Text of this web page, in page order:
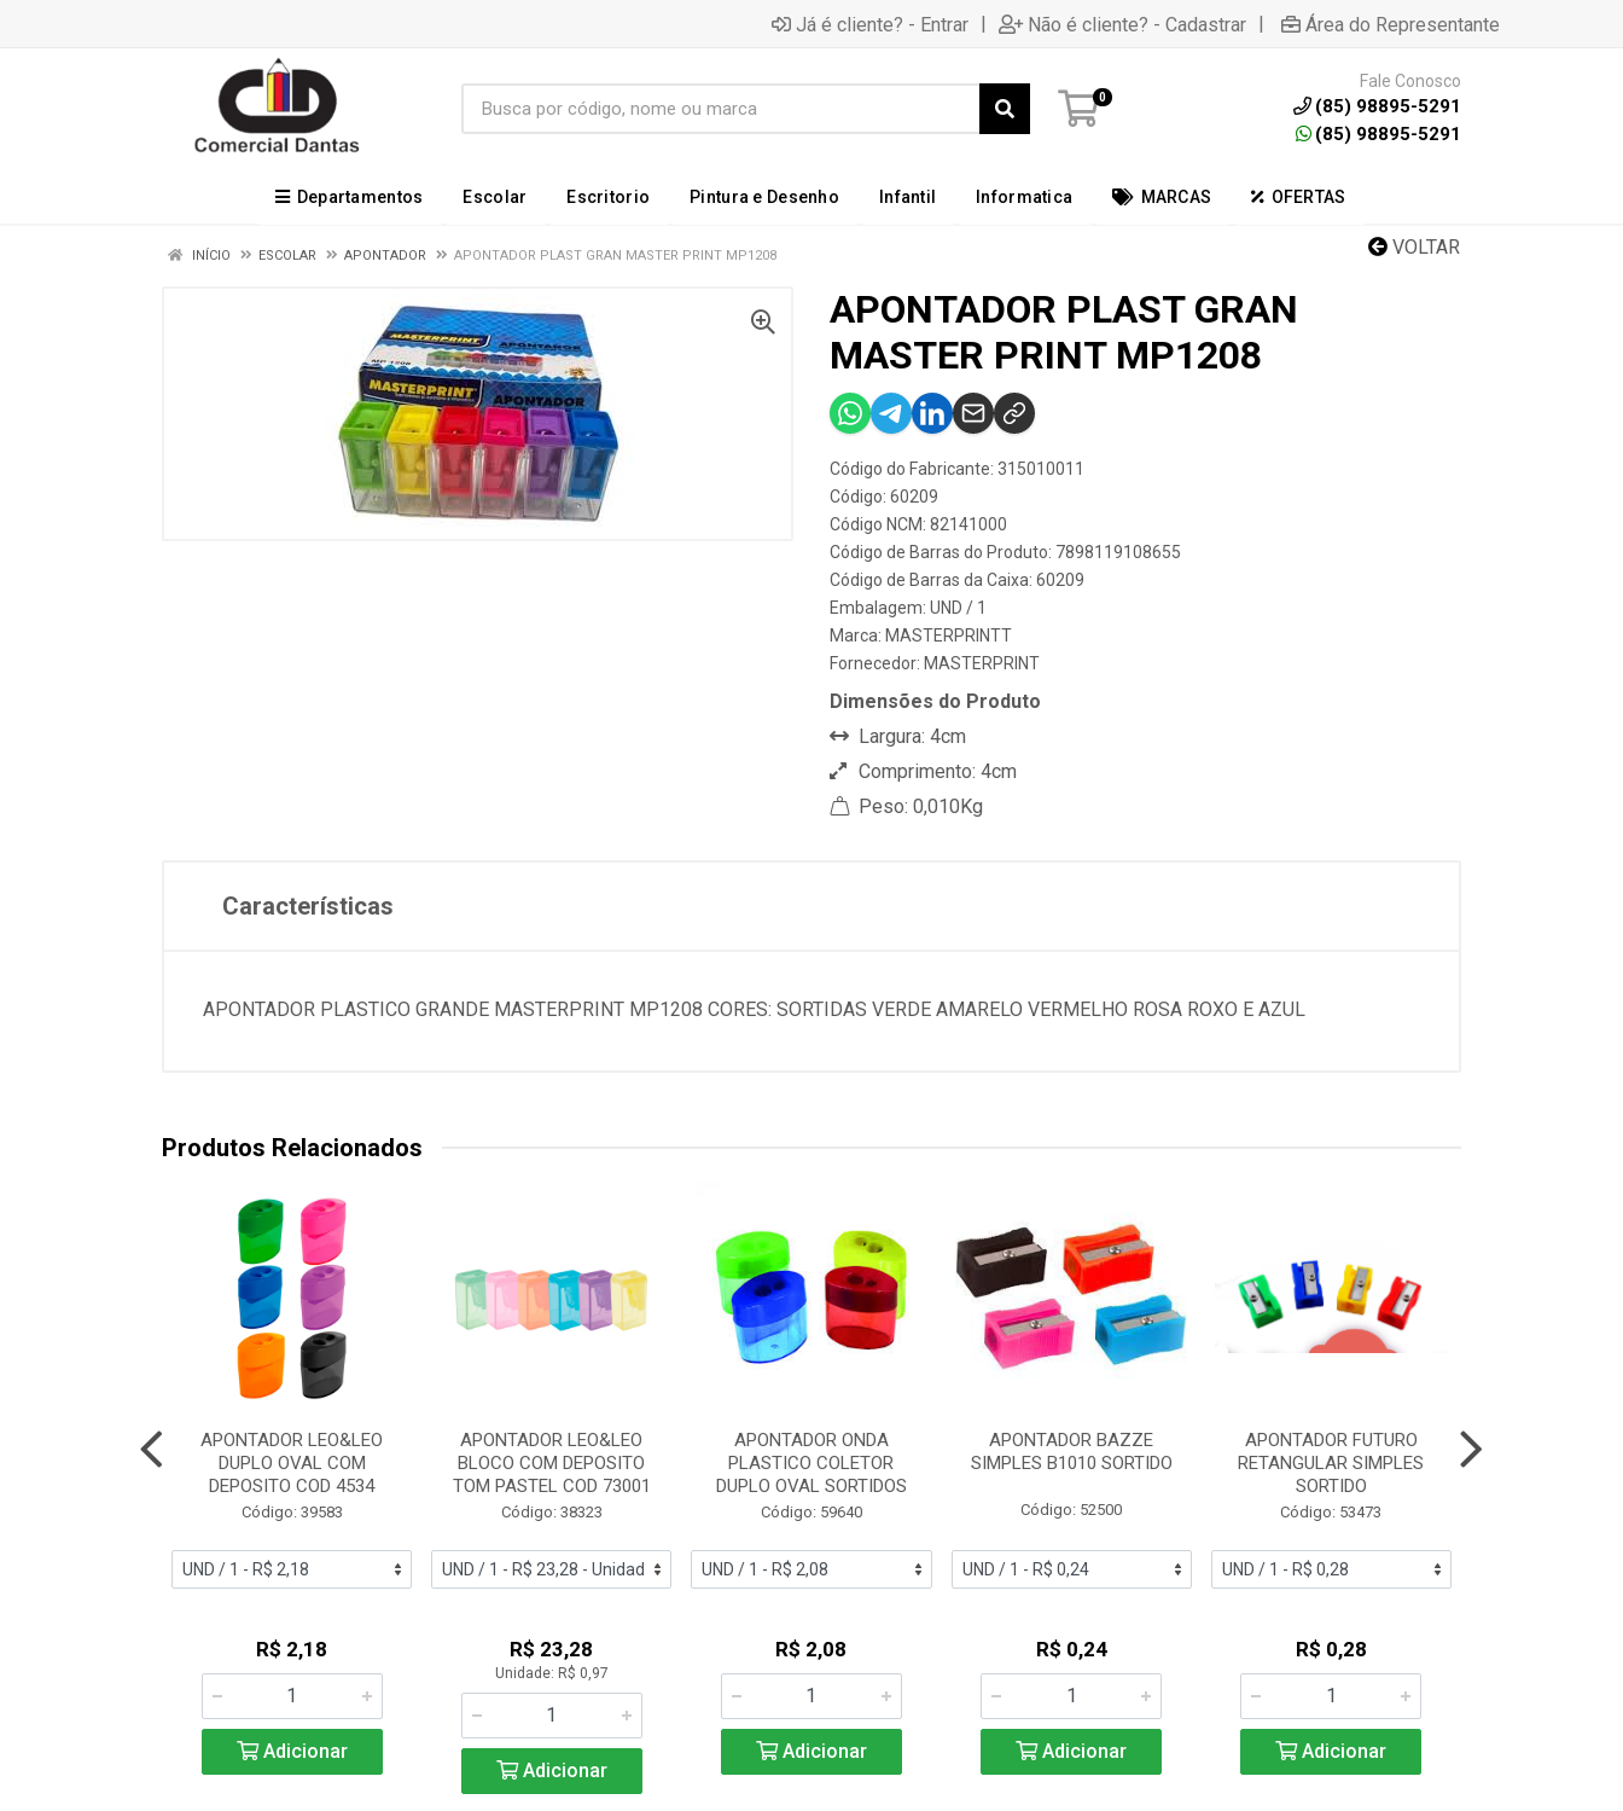
Já é cliente? - Entrar | Não é cliente? - Cadastrar | Área do Representante
0
Fale Conosco
(85) 98895-5291
(85) 98895-5291
Departamentos Escolar Escritorio Pintura e Desenho Infantil Informatica MARCAS OFERTAS
VOLTAR
INÍCIO ESCOLAR APONTADOR APONTADOR PLAST GRAN MASTER PRINT MP1208
APONTADOR PLAST GRAN
MASTER PRINT MP1208
Código do Fabricante: 315010011
Código: 60209
Código NCM: 82141000
Código de Barras do Produto: 7898119108655
Código de Barras da Caixa: 60209
Embalagem: UND / 1
Marca: MASTERPRINTT
Fornecedor: MASTERPRINT
Dimensões do Produto
Largura: 4cm
Comprimento: 4cm
Peso: 0,010Kg
Características
APONTADOR PLASTICO GRANDE MASTERPRINT MP1208 CORES: SORTIDAS VERDE AMARELO VERMELHO ROSA ROXO E AZUL
Produtos Relacionados
APONTADOR LEO&LEO
DUPLO OVAL COM
DEPOSITO COD 4534
Código: 39583
R$ 2,18
Adicionar
APONTADOR LEO&LEO
BLOCO COM DEPOSITO
TOM PASTEL COD 73001
Código: 38323
R$ 23,28
Unidade: R$ 0,97
Adicionar
APONTADOR ONDA
PLASTICO COLETOR
DUPLO OVAL SORTIDOS
Código: 59640
R$ 2,08
Adicionar
APONTADOR BAZZE
SIMPLES B1010 SORTIDO
Código: 52500
R$ 0,24
Adicionar
APONTADOR FUTURO
RETANGULAR SIMPLES
SORTIDO
Código: 53473
R$ 0,28
Adicionar